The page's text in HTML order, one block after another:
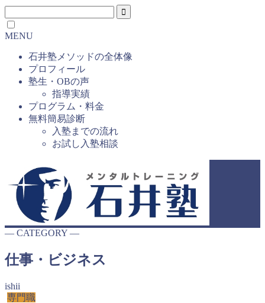
MENU
石井塾メソッドの全体像
プロフィール
塾生・OBの声
指導実績
プログラム・料金
無料簡易診断
入塾までの流れ
お試し入塾相談
― CATEGORY ―
仕事・ビジネス
ishii
専門職